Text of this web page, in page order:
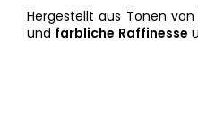
Hergestellt aus Tonen von
und farbliche Raffinesse